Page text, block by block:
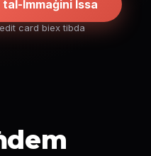
Immaġini Issa
card biex tibda